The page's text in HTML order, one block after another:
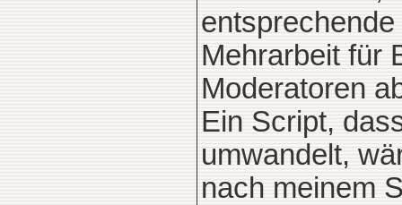
Mehrarbeit für
Moderatoren
Ein Script,
umwandelt,
nach meinem